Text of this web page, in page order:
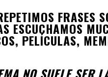
FRASES
ESCUCHAMOS
PELÍCULAS,